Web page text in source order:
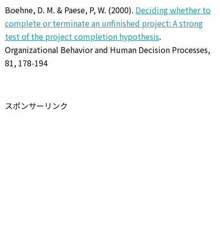
Boehne, D. M. & Paese, P, W. (2000). Deciding whether to
complete or terminate an unfinished project: A strong
test of the project completion hypothesis.
Organizational Behavior and Human Decision Processes,
81, 178-194
スポンサーリンク